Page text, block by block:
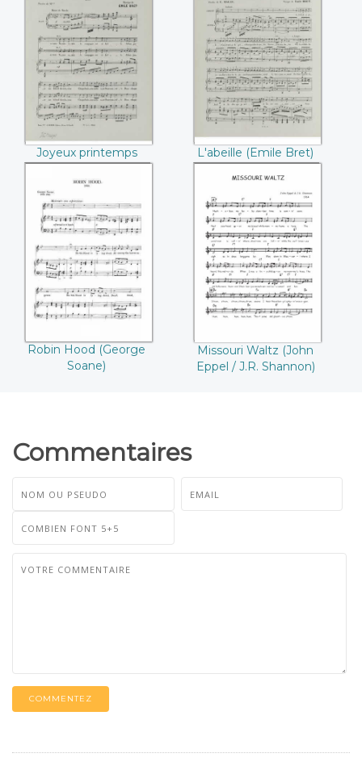
Joyeux printemps
(Emile Bret)
Joyeux printemps
(Emile Bret)
L'abeille (Emile
Bret)
L'abeille (Emile Bret)
Robin Hood
(George Soane)
Robin Hood (George
Soane)
Missouri Waltz
(John Eppel / J.R.
Shannon)
Missouri Waltz (John
Eppel / J.R. Shannon)
Commentaires
COMMENTEZ